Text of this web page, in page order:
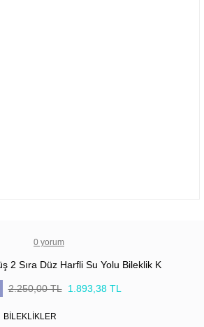
0 yorum
2 Sıra Düz Harfli Su Yolu Bileklik K
2.250,00 TL 1.893,38 TL
BİLEKLİKLER